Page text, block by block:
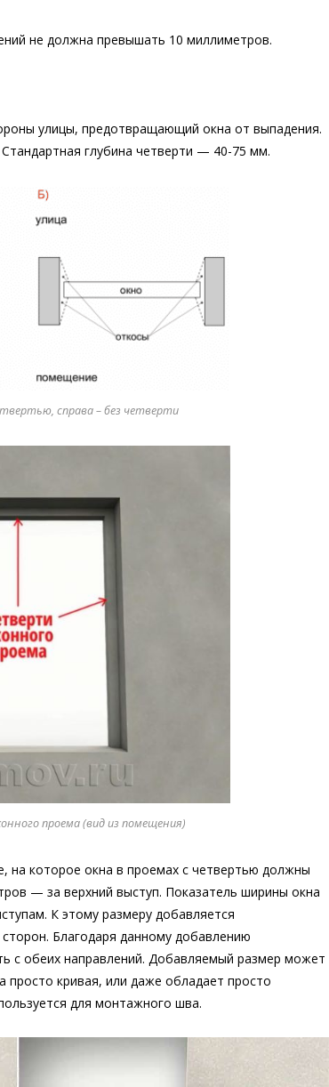
не должна превышать 10 миллиметров.
улицы, предотвращающий окна от выпадения.
глубина четверти — 40-75 мм.
справа – без четверти
проема (вид из помещения)
которое окна в проемах с четвертью должны
— за верхний выступ. Показатель ширины окна
К этому размеру добавляется
Благодаря данному добавлению
с обеих направлений. Добавляемый размер может
кривая, или даже обладает просто
для монтажного шва.